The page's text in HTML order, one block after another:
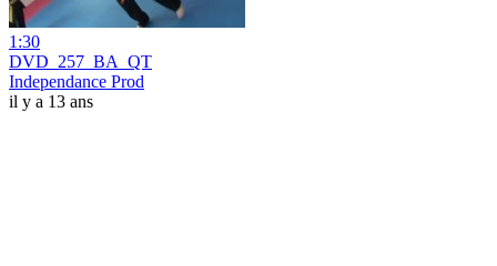
1:30
DVD_257_BA_QT
Independance Prod
il y a 13 ans